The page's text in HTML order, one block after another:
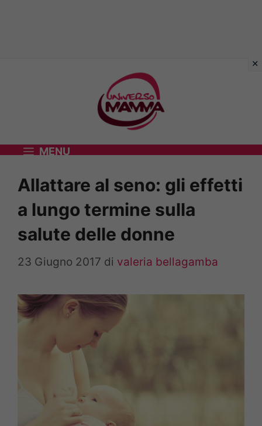
MENU
Allattare al seno: gli effetti
a lungo termine sulla
salute delle donne
23 Giugno 2017 di valeria bellagamba